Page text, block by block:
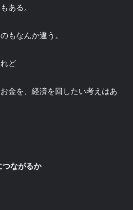
ある。
もなんか違う。
ど
金を、経済を回したい考えはあ
つながるか